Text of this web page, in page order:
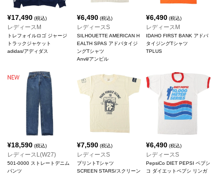
¥17,490 (税込)
レディースM
トレフォイルロゴ ジャージ
トラックジャケット
adidas/アディダス
¥6,490(税込)
レディースS
SILHOUETTE AMERICAN H
EALTH SPAS アドバタイジ
ングTシャツ
Anvil/アンビル
¥6,490 (税込)
レディースM
IDAHO FIRST BANK アドバ
タイジングTシャツ
TPLUS
¥18,590 (税込)
レディースL(W27)
501-0000 ストレートデニム
パンツ
¥7,590(税込)
レディースS
プリントTシャツ
SCREEN STARS/スクリーン
¥6,490 (税込)
レディースS
PepsiCo DIET PEPSI ペプシ
コ ダイエットペプシ リンガ